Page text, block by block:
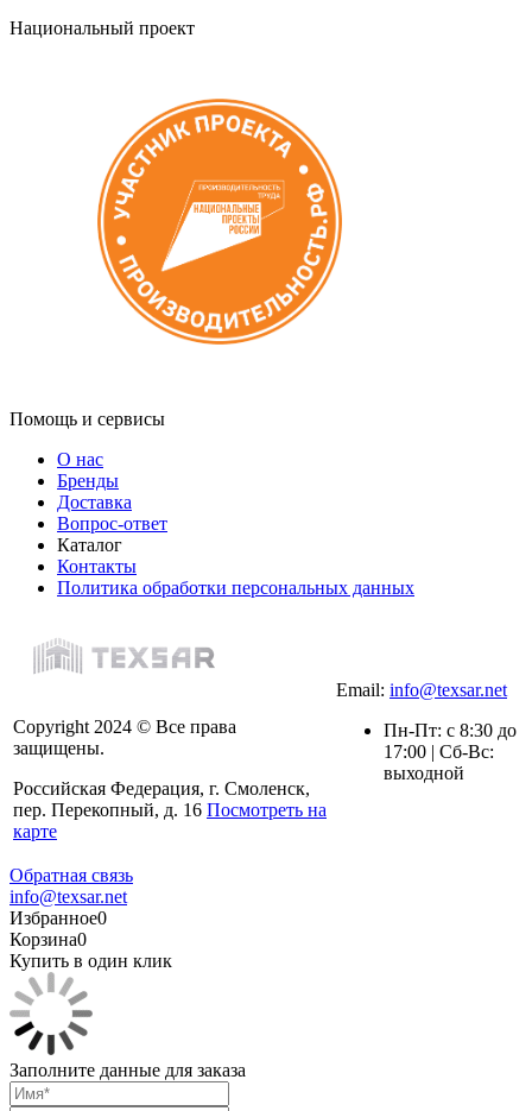
Национальный проект
Помощь и сервисы
О нас
Бренды
Доставка
Вопрос-ответ
Каталог
Контакты
Политика обработки персональных данных
Copyright 2024 © Все права
защищены.
Российская Федерация, г. Смоленск,
пер. Перекопный, д. 16 Посмотреть на
карте
Email: info@texsar.net
Пн-Пт: с 8:30 до
17:00 | Сб-Вс:
выходной
Обратная связь
info@texsar.net
Избранное0
Корзина0
Купить в один клик
Заполните данные для заказа